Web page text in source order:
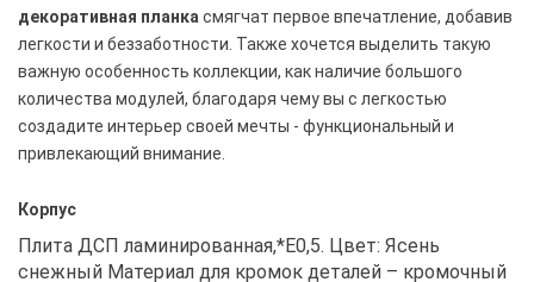
декоративная планка смягчат первое впечатление, добавив
легкости и беззаботности. Также хочется выделить такую
важную особенность коллекции, как наличие большого
количества модулей, благодаря чему вы с легкостью
создадите интерьер своей мечты - функциональный и
привлекающий внимание.
Корпус
Плита ДСП ламинированная,*Е0,5. Цвет: Ясень
снежный Материал для кромок деталей – кромочный